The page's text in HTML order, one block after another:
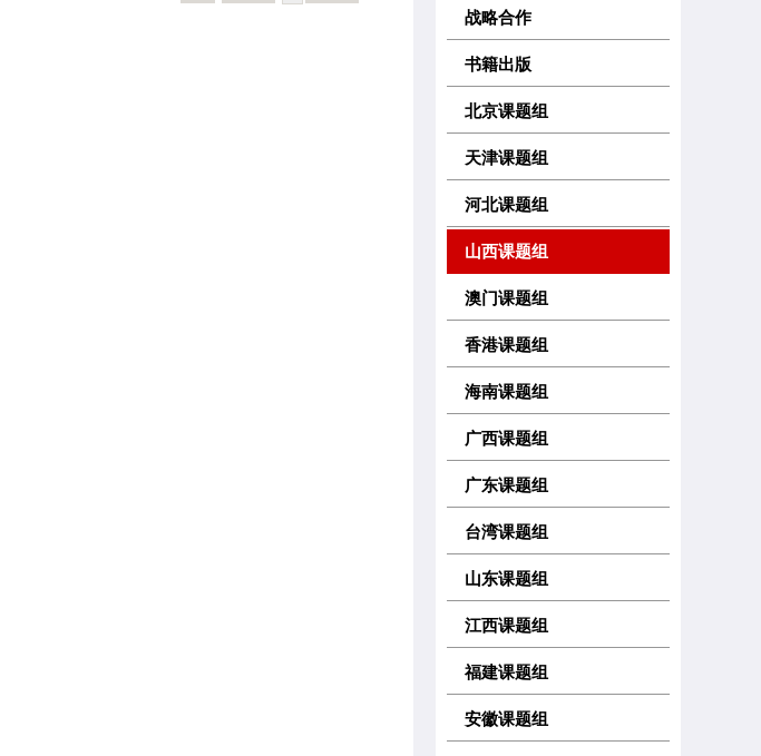
战略合作
书籍出版
北京课题组
天津课题组
河北课题组
山西课题组
澳门课题组
香港课题组
海南课题组
广西课题组
广东课题组
台湾课题组
山东课题组
江西课题组
福建课题组
安徽课题组